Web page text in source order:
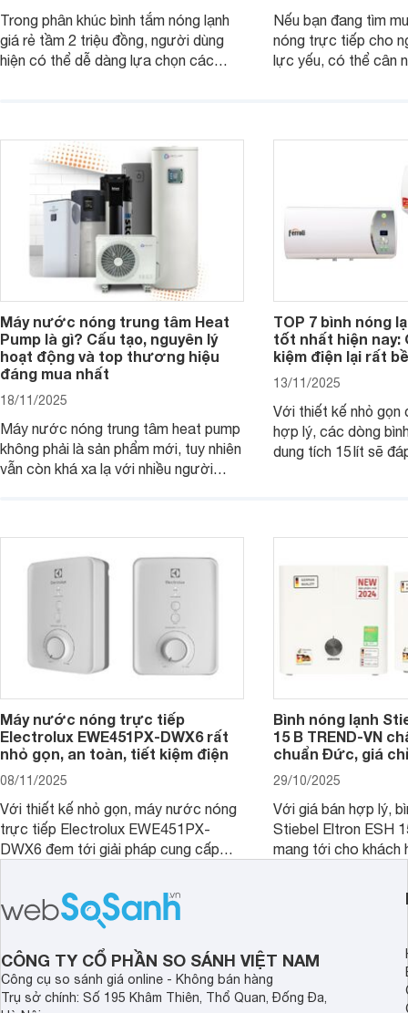
Trong phân khúc bình tắm nóng lạnh
giá rẻ tầm 2 triệu đồng, người dùng
hiện có thể dễ dàng lựa chọn các
cơ bản, đáp ứng tốt nhu cầu sử dụng
nước nóng hằng ngày của gia đình.
Nếu bạn đang tìm
nóng trực tiếp cho
lực yếu, có thể cân
đồng.
Máy nước nóng trung tâm Heat
Pump là gì? Cấu tạo, nguyên lý
hoạt động và top thương hiệu
đáng mua nhất
18/11/2025
Máy nước nóng trung tâm heat pump
không phải là sản phẩm mới, tuy nhiên
vẫn còn khá xa lạ với nhiều người
về dòng sản phẩm này.
TOP 7 bình nóng
tốt nhất hiện nay:
kiệm điện lại rất
13/11/2025
Với thiết kế nhỏ gọn
hợp lý, các dòng
dung tích 15 lít sẽ
Máy nước nóng trực tiếp
Electrolux EWE451PX-DWX6 rất
nhỏ gọn, an toàn, tiết kiệm điện
08/11/2025
Với thiết kế nhỏ gọn, máy nước nóng
trực tiếp Electrolux EWE451PX-
DWX6 đem tới giải pháp cung cấp
có diện tích hạn chế.
Bình nóng lạnh
15 B TREND-VN
chuẩn Đức, giá
29/10/2025
Với giá bán hợp lý,
Stiebel Eltron ESH
mang tới cho khách
làm nước nóng rất
CÔNG TY CỔ PHẦN SO SÁNH VIỆT NAM
Công cụ so sánh giá online - Không bán hàng
Trụ sở chính: Số 195 Khâm Thiên, Thổ Quan, Đống Đa,